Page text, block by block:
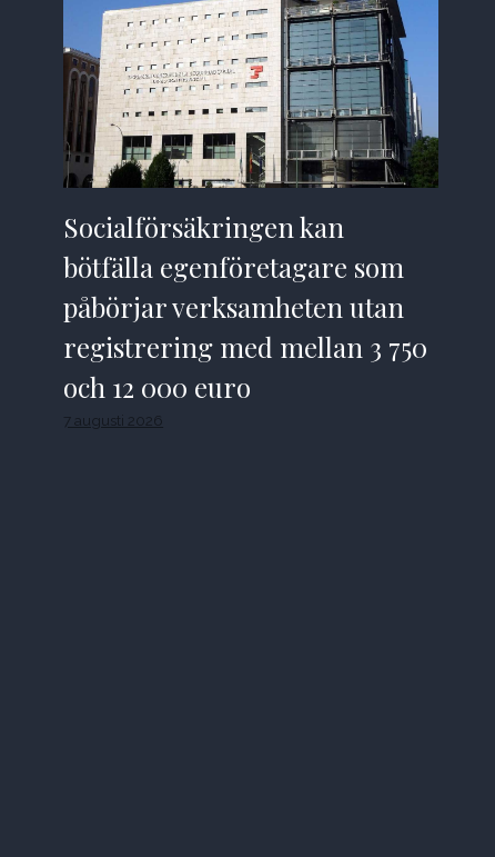
Socialförsäkringen kan
bötfälla egenföretagare som
påbörjar verksamheten utan
registrering med mellan 3 750
och 12 000 euro
7 augusti 2026